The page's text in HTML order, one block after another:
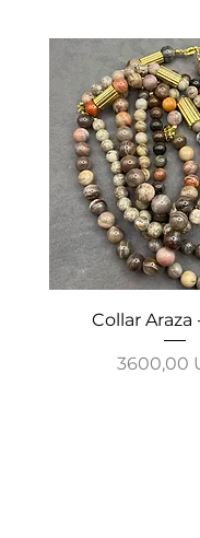
Collar Araza
Precio
3600,00